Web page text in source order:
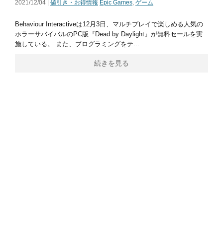
2021/12/04 | 値引き・お得情報 Epic Games, ゲーム
Behaviour Interactiveは12月3日、マルチプレイで楽しめる人気の
ホラーサバイバルのPC版『Dead by Daylight』が無料セールを実
施している。 また、プログラミングをテ...
続きを見る